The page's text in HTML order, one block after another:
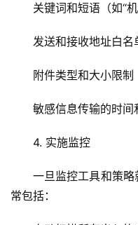
程
关键词和短语（如“机
发送和接收地址白名
附件类型和大小限制
敏感信息传输的时间
4. 实施监控
一旦监控工具和策
常包括：